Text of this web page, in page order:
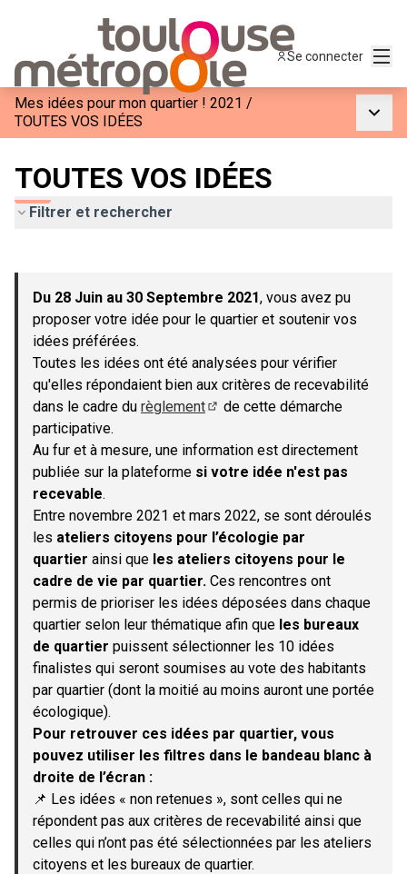
Se connecter
Mes idées pour mon quartier ! 2021 /
TOUTES VOS IDÉES
TOUTES VOS IDÉES
Filtrer et rechercher
−
Du 28 Juin au 30 Septembre 2021, vous avez pu
proposer votre idée pour le quartier et soutenir vos
idées préférées.
Toutes les idées ont été analysées pour vérifier
qu'elles répondaient bien aux critères de recevabilité
dans le cadre du règlement
de cette démarche
participative.
Au fur et à mesure, une information est directement
publiée sur la plateforme si votre idée n'est pas
recevable.
Entre novembre 2021 et mars 2022, se sont déroulés
les ateliers citoyens pour l’écologie par
quartier ainsi que les ateliers citoyens pour le
cadre de vie par quartier. Ces rencontres ont
permis de prioriser les idées déposées dans chaque
quartier selon leur thématique afin que les bureaux
de quartier puissent sélectionner les 10 idées
finalistes qui seront soumises au vote des habitants
par quartier (dont la moitié au moins auront une portée
écologique).
Pour retrouver ces idées par quartier, vous
pouvez utiliser les filtres dans le bandeau blanc à
droite de l’écran :
📌 Les idées « non retenues », sont celles qui ne
répondent pas aux critères de recevabilité ainsi que
celles qui n’ont pas été sélectionnées par les ateliers
citoyens et les bureaux de quartier.